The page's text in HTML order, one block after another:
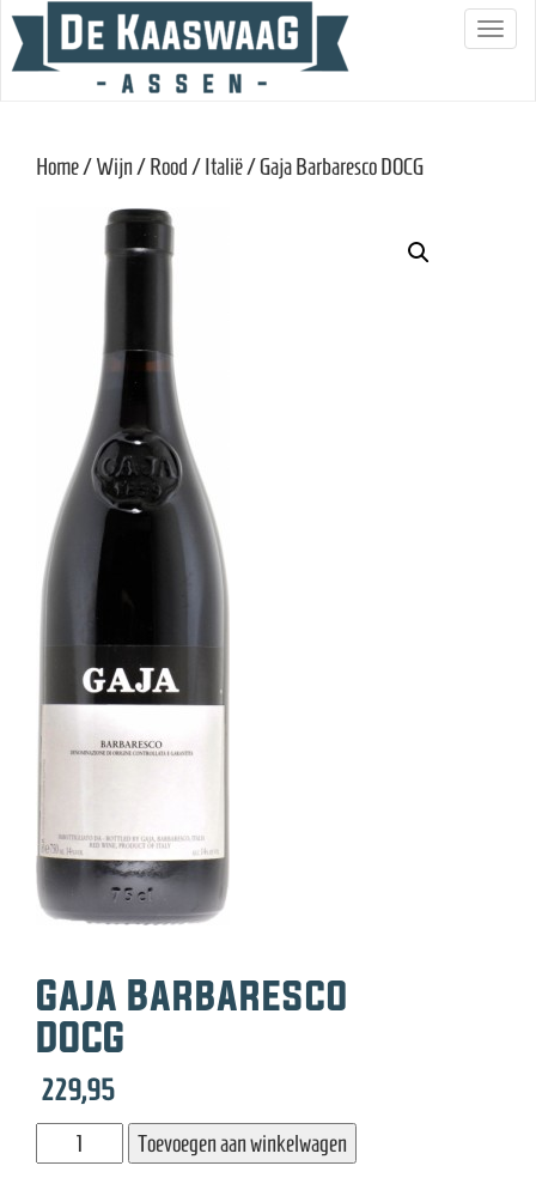
S
Home/Wijn /Rood /Italië/ Gaja Barbaresco DOCG
Gaja Barbaresco
DOCG
229,95
Barbaresco
Toevoegen aan winkelwagen